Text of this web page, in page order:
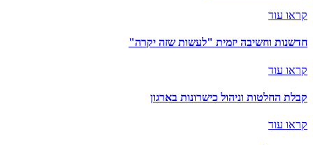
קראו עוד
חדשנות וחשיבה יזמית "לעשות שזה יקרה"
קראו עוד
קבלת החלטות וניהול כישרונות בארגון
קראו עוד